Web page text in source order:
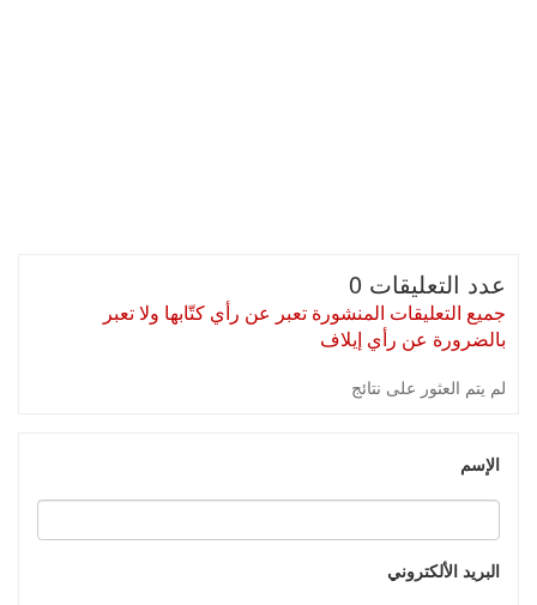
عدد التعليقات 0
جميع التعليقات المنشورة تعبر عن رأي كتّابها ولا تعبر
بالضرورة عن رأي إيلاف
لم يتم العثور على نتائج
الإسم
البريد الألكتروني